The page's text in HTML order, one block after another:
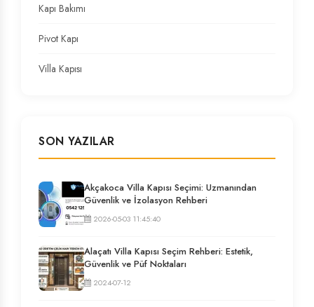
Kapı Bakımı
Pivot Kapı
Villa Kapısı
SON YAZILAR
Akçakoca Villa Kapısı Seçimi: Uzmanından
Güvenlik ve İzolasyon Rehberi
2026-05-03 11:45:40
Alaçatı Villa Kapısı Seçim Rehberi: Estetik,
Güvenlik ve Püf Noktaları
2024-07-12